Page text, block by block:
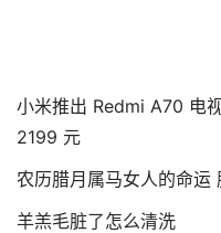
小米推出 Redmi A70 电
2199 元
农历腊月属马女人的命运
羊羔毛脏了怎么清洗